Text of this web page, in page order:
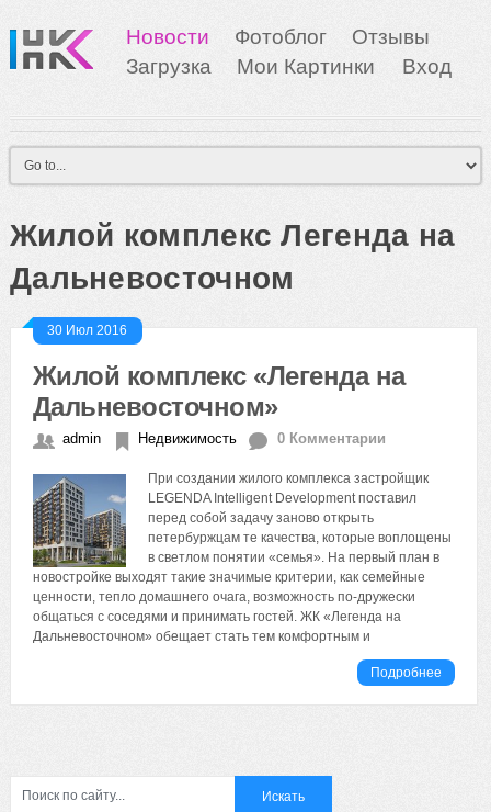
Новости Фотоблог
Отзывы
Загрузка
Мои Картинки Вход
Жилой комплекс Легенда на
Дальневосточном
30 Июл 2016
Жилой комплекс «Легенда на
Дальневосточном»
admin Недвижимость 0 Комментарии
При создании жилого комплекса застройщик
LEGENDA Intelligent Development поставил
перед собой задачу заново открыть
петербуржцам те качества, которые воплощены
в светлом понятии «семья». На первый план в
новостройке выходят такие значимые критерии, как семейные
ценности, тепло домашнего очага, возможность по-дружески
общаться с соседями и принимать гостей. ЖК «Легенда на
Дальневосточном» обещает стать тем комфортным и
Подробнее